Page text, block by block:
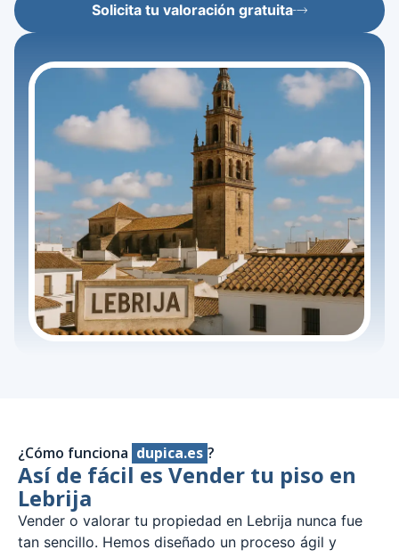
Solicita tu valoración gratuita
¿Cómo funciona dupica.es ?
Así de fácil es Vender tu piso en
Lebrija
Vender o valorar tu propiedad en Lebrija nunca fue
tan sencillo. Hemos diseñado un proceso ágil y